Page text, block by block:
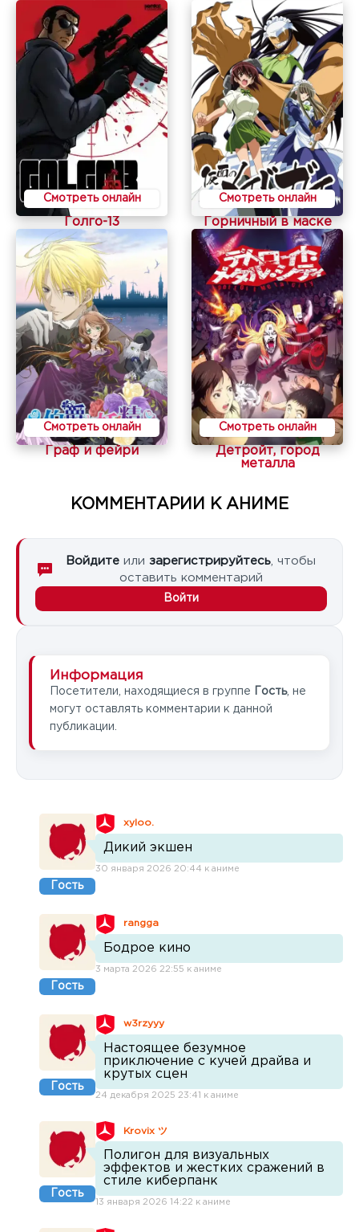
Смотреть онлайн
Голго-13
Смотреть онлайн
Горничный в маске
Смотреть онлайн
Граф и фейри
Смотреть онлайн
Детройт, город
металла
КОММЕНТАРИИ К АНИМЕ
Войдите или зарегистрируйтесь , чтобы
оставить комментарий
Войти
Информация
Посетители, находящиеся в группе Гость, не
могут оставлять комментарии к данной
публикации.
Гость
xyloo.
Дикий экшен
30 января 2026 20:44 к аниме
Гость
rangga
Бодрое кино
3 марта 2026 22:55 к аниме
Гость
w3rzyyy
Настоящее безумное
приключение с кучей драйва и
крутых сцен
24 декабря 2025 23:41 к аниме
Гость
Krovix ツ
Полигон для визуальных
эффектов и жестких сражений в
стиле киберпанк
13 января 2026 14:22 к аниме